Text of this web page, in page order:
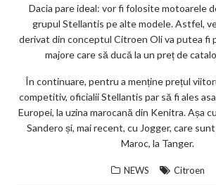
Dacia pare ideal: vor fi folosite motoarele
grupul Stellantis pe alte modele. Astfel,
derivat din conceptul Citroen Oli va putea fi
majore care să ducă la un preț de
În continuare, pentru a menține prețul
competitiv, oficialii Stellantis par să fi ales
Europei, la uzina marocană din Kenitra. Așa
Sandero și, mai recent, cu Jogger, care
Maroc, la Tanger.
NEWS Citroen